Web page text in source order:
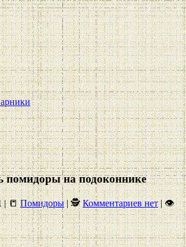
помидоры на подоконнике
| 📒Помидоры| 🕵Комментариев нет|👁